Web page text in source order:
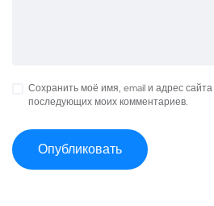
Сохранить моё имя, email и адрес
последующих моих комментариев.